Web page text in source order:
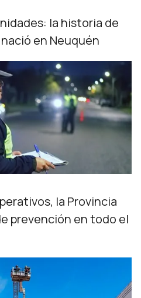
la historia de
en Neuquén
la Provincia
prevención en todo el